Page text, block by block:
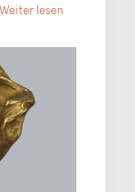
Weiter lesen